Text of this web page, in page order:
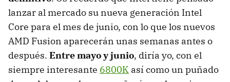
lanzar al mercado su nueva generación Intel
Core para el mes de junio, con lo que los nuevos
AMD Fusion aparecerán unas semanas antes o
después. Entre mayo y junio, diría yo, con el
siempre interesante 6800K así como un puñado